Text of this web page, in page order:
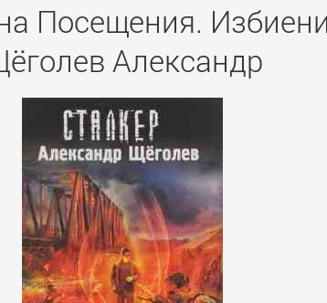
Посещения.
Александр